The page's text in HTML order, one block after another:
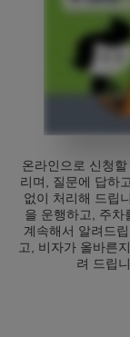
온라인으로 신청
리며, 질문에 답하
없이 처리해 드립
을 운행하고, 주차
계속해서 알려드
고, 비자가 올바른
려 드립